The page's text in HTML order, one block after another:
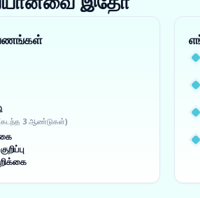
3 ஆண்டுகள்)